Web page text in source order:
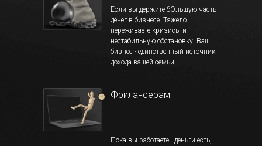
Если вы держите бОльшую часть
денег в бизнесе. Тяжело
переживаете кризисы и
нестабильную обстановку. Ваш
бизнес - единственный источник
дохода вашей семьи.
Пока вы работаете - деньги есть,
Фрилансерам